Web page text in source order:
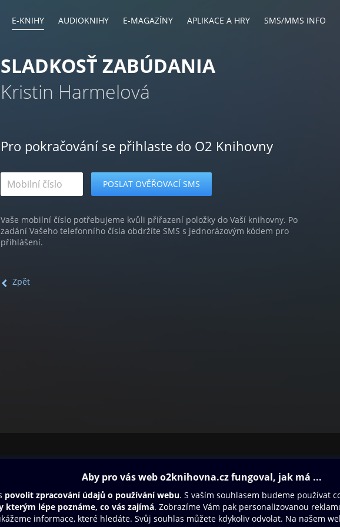
E-KNIHY AUDIOKNIHY E-MAGAZÍNY APLIKACE A HRY SMS/MMS INFO
SLADKOSŤ ZABÚDANIA
Kristin Harmelová
Pro pokračování se přihlaste do O2 Knihovny
Vaše mobilní číslo potřebujeme kvůli přiřazení položky do Vaší knihovny. Po
zadání Vašeho telefonního čísla obdržíte SMS s jednorázovým kódem pro
přihlášení.
Zpět
Dárkový poukaz
Nápověda
Oneplay Originály
Sport